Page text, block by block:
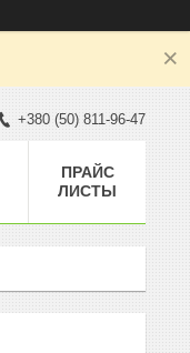
+380 (50) 811-96-47
ПРАЙС
ЛИСТЫ